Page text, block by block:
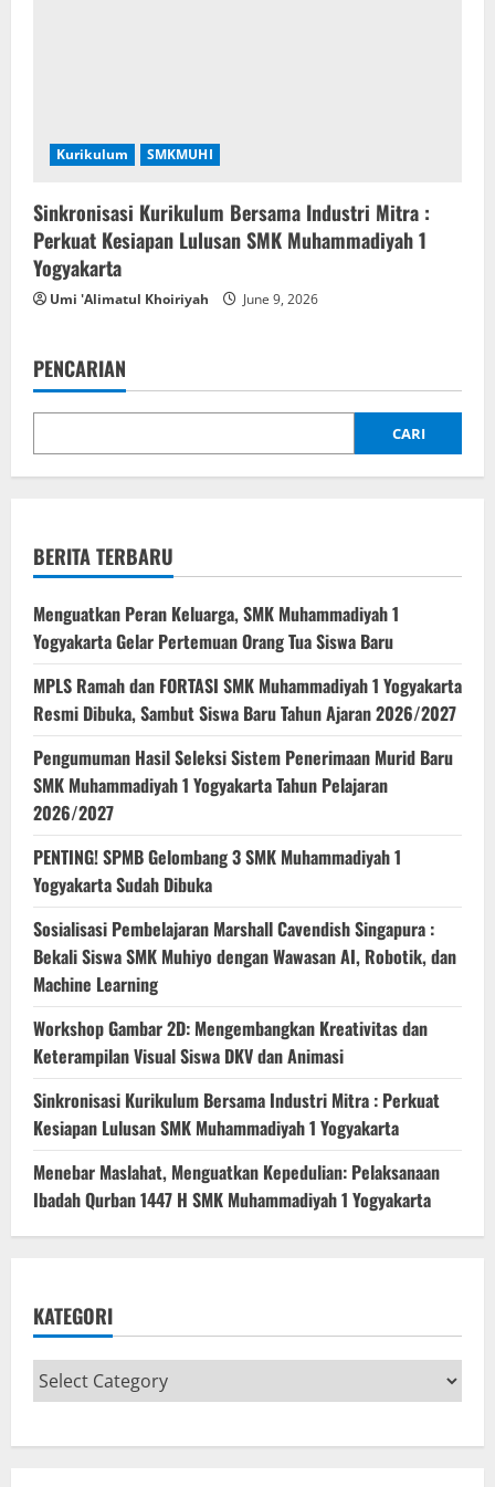
Kurikulum SMKMUHI
Sinkronisasi Kurikulum Bersama Industri Mitra :
Perkuat Kesiapan Lulusan SMK Muhammadiyah 1
Yogyakarta
Umi 'Alimatul Khoiriyah June 9, 2026
PENCARIAN
CARI
BERITA TERBARU
Menguatkan Peran Keluarga, SMK Muhammadiyah 1
Yogyakarta Gelar Pertemuan Orang Tua Siswa Baru
MPLS Ramah dan FORTASI SMK Muhammadiyah 1 Yogyakarta
Resmi Dibuka, Sambut Siswa Baru Tahun Ajaran 2026/2027
Pengumuman Hasil Seleksi Sistem Penerimaan Murid Baru
SMK Muhammadiyah 1 Yogyakarta Tahun Pelajaran
2026/2027
PENTING! SPMB Gelombang 3 SMK Muhammadiyah 1
Yogyakarta Sudah Dibuka
Sosialisasi Pembelajaran Marshall Cavendish Singapura :
Bekali Siswa SMK Muhiyo dengan Wawasan AI, Robotik, dan
Machine Learning
Workshop Gambar 2D: Mengembangkan Kreativitas dan
Keterampilan Visual Siswa DKV dan Animasi
Sinkronisasi Kurikulum Bersama Industri Mitra : Perkuat
Kesiapan Lulusan SMK Muhammadiyah 1 Yogyakarta
Menebar Maslahat, Menguatkan Kepedulian: Pelaksanaan
Ibadah Qurban 1447 H SMK Muhammadiyah 1 Yogyakarta
KATEGORI